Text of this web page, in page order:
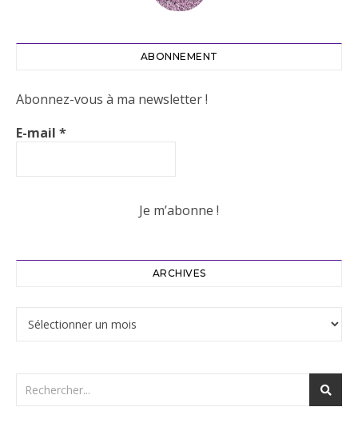
ABONNEMENT
Abonnez-vous à ma newsletter !
E-mail *
ARCHIVES
Archives